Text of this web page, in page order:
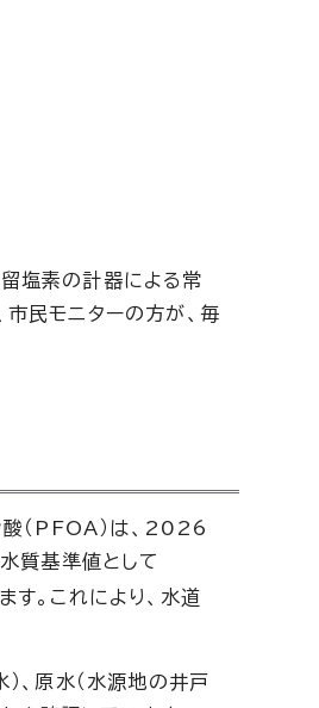
塩素の計器による常
民モニターの方が、毎
酸（PFOA）は、2026
質基準値として
す。これにより、水道
、原水（水源地の井戸